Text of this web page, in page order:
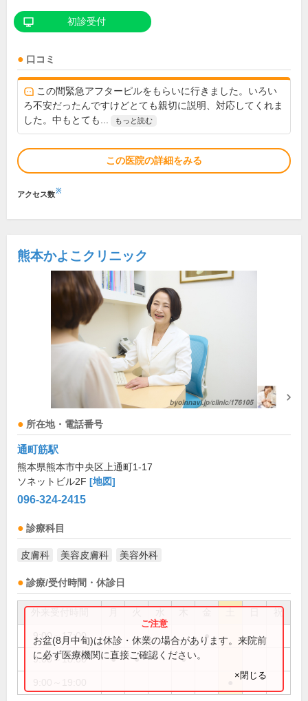
初診受付
口コミ
この間緊急アフターピルをもらいに行きました。いろい
ろ不安だったんですけどとても親切に説明、対応してくれま
した。中もとても...
もっと読む
この医院の詳細をみる
アクセス数※
熊本かよこクリニック
所在地・電話番号
通町筋駅
熊本県熊本市中央区上通町1-17
ソネットビル2F [地図]
096-324-2415
診療科目
皮膚科 美容皮膚科 美容外科
診療/受付時間・休診日
祝
9:00～17:00 ●
9:00～18:00 ● ● ●
お盆(8月中旬)は休診・休業の場合があります。来院前
に必ず医療機関に直接ご確認ください。
×閉じる